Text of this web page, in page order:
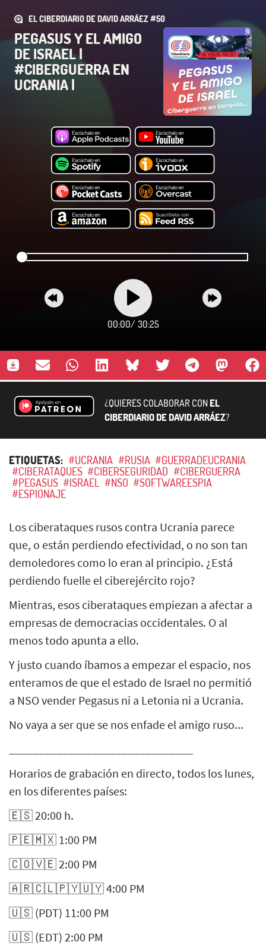
EL CIBERDIARIO DE DAVID ARRÁEZ #50
PEGASUS Y EL AMIGO
DE ISRAEL |
#CIBERGUERRA EN
UCRANIA |
00:00/ 30:25
¿QUIERES COLABORAR CONEL
CIBERDIARIO DE DAVID ARRÁEZ?
ETIQUETAS: #UCRANIA #RUSIA #GUERRADEUCRANIA
#CIBERATAQUES #CIBERSEGURIDAD #CIBERGUERRA
#PEGASUS #ISRAEL #NSO #SOFTWAREESPIA
#ESPIONAJE
Los ciberataques rusos contra Ucrania parece
que, o están perdiendo efectividad, o no son tan
demoledores como lo eran al principio. ¿Está
perdiendo fuelle el ciberejército rojo?
Mientras, esos ciberataques empiezan a afectar a
empresas de democracias occidentales. O al
menos todo apunta a ello.
Y justo cuando íbamos a empezar el espacio, nos
enteramos de que el estado de Israel no permitió
a NSO vender Pegasus ni a Letonia ni a Ucrania.
No vaya a ser que se nos enfade el amigo ruso...
Horarios de grabación en directo, todos los lunes,
en los diferentes países:
🇪🇸 20:00 h.
🇵🇪🇲🇽 1:00 PM
🇨🇴🇻🇪 2:00 PM
🇦🇷🇨🇱🇵🇾🇺🇾 4:00 PM
🇺🇸 (PDT) 11:00 PM
🇺🇸 (EDT) 2:00 PM